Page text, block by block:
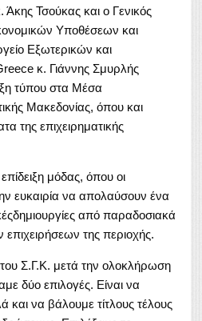
Τσούκας και ο Γενικός
Υποθέσεων και
Εξωτερικών και
κ. Γιάννης Σμυρλής
τύπου στα Μέσα
Μακεδονίας, όπου και
της επιχειρηματικής
μόδας, όπου οι
ευκαιρία να απολαύσουν ένα
από παραδοσιακά
της περιοχής.
Σ.Γ.Κ. μετά την ολοκλήρωση
δύο επιλογές. Είναι να
να βάλουμε τίτλους τέλους